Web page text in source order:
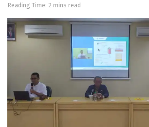
Reading Time: 2 mins read